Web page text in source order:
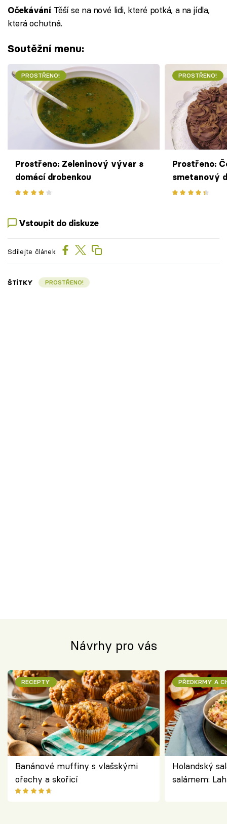
Očekávání: Těší se na nové lidi, které potká, a na jídla,
která ochutná.
Soutěžní menu:
PROSTŘENO!
Prostřeno: Zeleninový vývar s
domácí drobenkou
PROSTŘENO!
Prostřeno:
smetanový
Vstoupit do diskuze
Sdílejte článek
ŠTÍTKY PROSTŘENO!
Návrhy pro vás
RECEPTY
Banánové muffiny s vlašskými
ořechy a skořicí
PŘEDKRMY A
Holandský
salámem: